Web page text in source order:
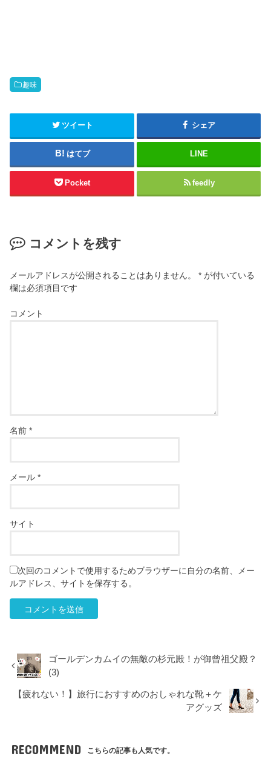
趣味
ツイート シェア
はてブ LINE
Pocket feedly
コメントを残す
メールアドレスが公開されることはありません。 * が付いている
欄は必須項目です
コメント
名前*
メール*
サイト
次回のコメントで使用するためブラウザーに自分の名前、メー
ルアドレス、サイトを保存する。
ゴールデンカムイの無敵の杉元殿！が御曾祖父殿？
(3)
【疲れない！】旅行におすすめのおしゃれな靴＋ケ
アグッズ
RECOMMEND こちらの記事も人気です。